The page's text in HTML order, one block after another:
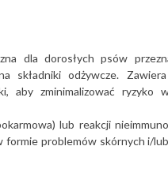
dla dorosłych psów
składniki odżywcze.
aby zminimalizować ryzyko
lub reakcji
formie problemów skórnych i/